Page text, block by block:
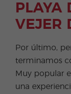
PLAYA
VEJER
Por último,
terminamos
Muy popular
una